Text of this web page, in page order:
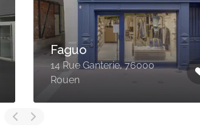
La vie Claire
117 Rue Hector Malot,
76240 Le Mesnil-Esnard